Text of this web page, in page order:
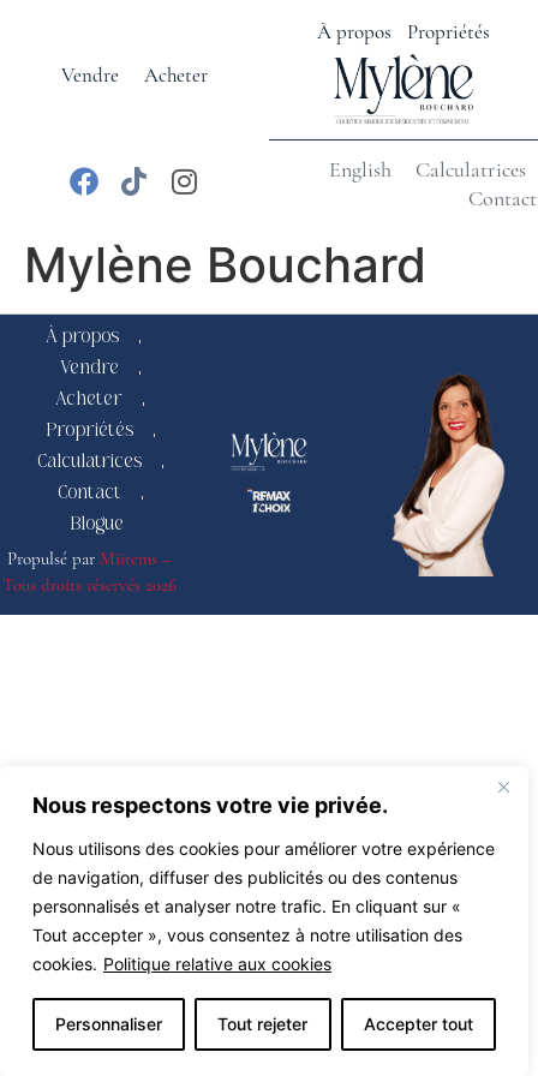
Nous respectons votre vie privée.
Nous utilisons des cookies pour améliorer votre expérience
de navigation, diffuser des publicités ou des contenus
personnalisés et analyser notre trafic. En cliquant sur «
Tout accepter », vous consentez à notre utilisation des
cookies. Politique relative aux cookies
Personnaliser Tout rejeter Accepter tout
Vendre Acheter
À propos Propriétés
English
Calculatrices
Contact
Mylène Bouchard
À propos
Vendre
Acheter
Propriétés
Calculatrices
Contact
Blogue
Propulsé par Miitems –
Tous droits réservés 2026